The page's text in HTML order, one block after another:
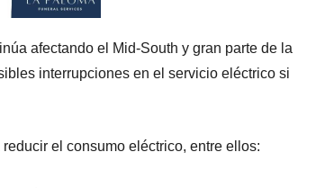
afectando el Mid-South y gran parte de la
interrupciones en el servicio eléctrico si
el consumo eléctrico, entre ellos: